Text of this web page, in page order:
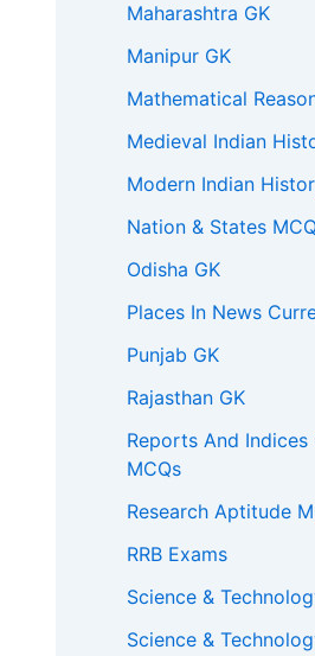
Maharashtra GK
Manipur GK
Mathematical
Medieval Indian
Modern Indian
Nation & States
Odisha GK
Places In News
Punjab GK
Rajasthan GK
Reports And
MCQs
Research Aptitude
RRB Exams
Science &
Science &